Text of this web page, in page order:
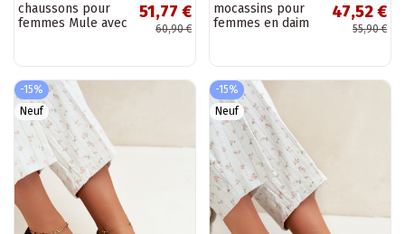
chaussons pour
femmes Mule avec
51,77 €
60,90 €
mocassins pour
femmes en daim
47,52 €
55,90 €
-15%
Neuf
-15%
Neuf